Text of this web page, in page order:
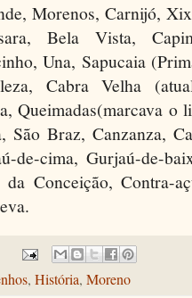
Morenos, Carnijó,
Bela Vista,
Una, Sapucaia
Cabra Velha
Queimadas(marcava
São Braz, Canzanza,
de-cima, Gurjaú-de-
Conceição, Contra-
, História, Moreno